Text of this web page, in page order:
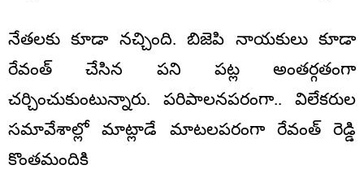
నేతలకు కూడా నచ్చింది. బిజెపి నాయకులు కూడా
రేవంత్ చేసిన పని పట్ల అంతర్గతంగా
చర్చించుకుంటున్నారు. పరిపాలనపరంగా.. విలేకరుల
సమావేశాల్లో మాట్లాడే మాటలపరంగా రేవంత్ రెడ్డి
కొంతమందికి